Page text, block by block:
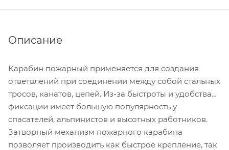
Описание
Карабин пожарный применяется для создания
ответвлений при соединении между собой стальных
тросов, канатов, цепей. Из-за быстроты и удобства
фиксации имеет большую популярность у
спасателей, альпинистов и высотных работников.
Затворный механизм пожарного карабина
позволяет производить как быстрое крепление, так